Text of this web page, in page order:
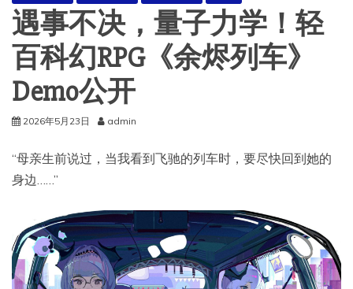
遇事不决，量子力学！轻
百科幻RPG《余烬列车》
Demo公开
2026年5月23日 admin
“母亲生前说过，当我看到飞驰的列车时，要尽快回到她的
身边……”